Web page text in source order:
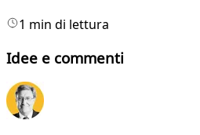
1 min di lettura
Idee e commenti